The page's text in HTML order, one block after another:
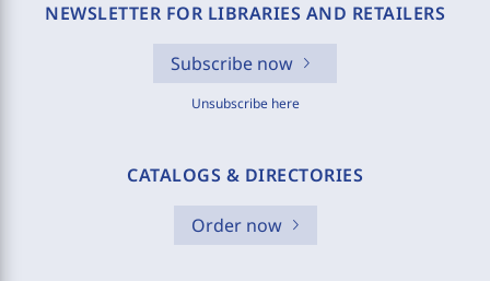
NEWSLETTER FOR LIBRARIES AND RETAILERS
Subscribe now
Unsubscribe here
CATALOGS & DIRECTORIES
Order now